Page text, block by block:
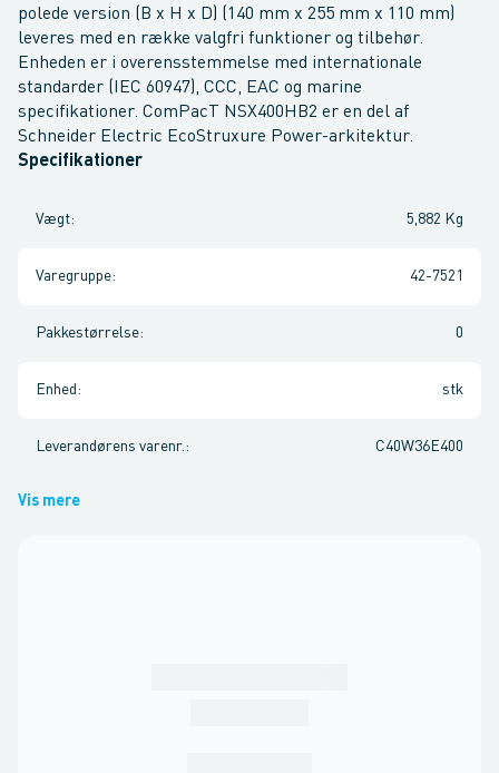
polede version (B x H x D) (140 mm x 255 mm x 110 mm)
leveres med en række valgfri funktioner og tilbehør.
Enheden er i overensstemmelse med internationale
standarder (IEC 60947), CCC, EAC og marine
specifikationer. ComPacT NSX400HB2 er en del af
Schneider Electric EcoStruxure Power-arkitektur.
Specifikationer
Vægt: 5,882 Kg
Varegruppe: 42-7521
Pakkestørrelse: 0
Enhed : stk
Leverandørens varenr. : C40W36E400
Vis mere